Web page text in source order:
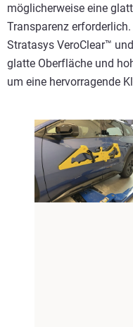
möglicherweise eine
Transparenz
Stratasys VeroClear™
glatte Oberfläche und
um eine hervorragende